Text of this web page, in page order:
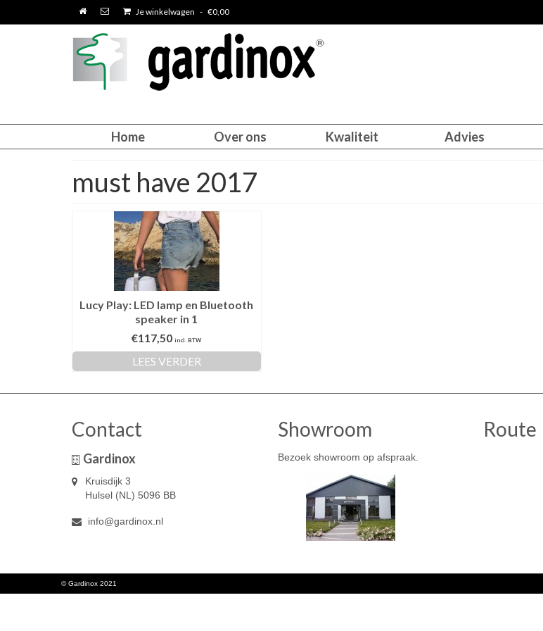
Je winkelwagen - €0,00
Home Over ons Kwaliteit Advies
must have 2017
Lucy Play: LED lamp en Bluetooth
speaker in 1
€117,50 incl. BTW
LEES VERDER
Contact
Gardinox
Kruisdijk 3
Hulsel (NL) 5096 BB
info@gardinox.nl
Showroom
Bezoek showroom op afspraak.
Route
© Gardinox 2021